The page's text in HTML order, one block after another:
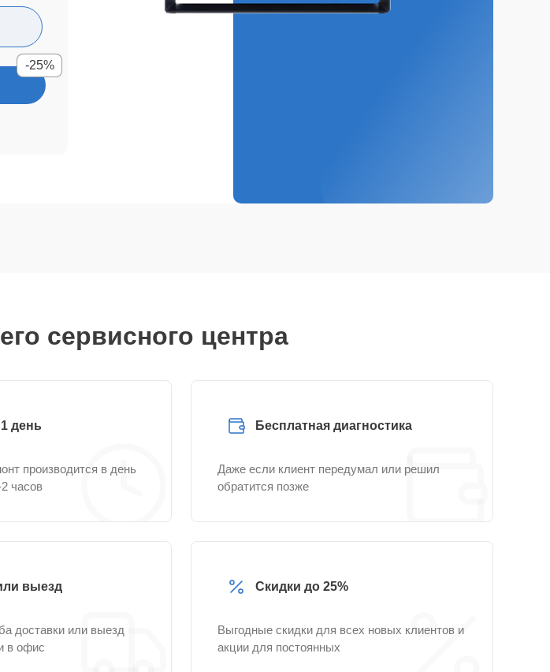
-25%
сервисного центра
день
производится в день
часов
Бесплатная диагностика
Даже если клиент передумал или решил
обратится позже
выезд
доставки или выезд
в офис
Скидки до 25%
Выгодные скидки для всех новых клиентов и
акции для постоянных